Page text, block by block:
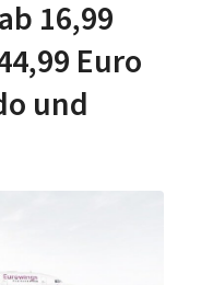
16,99
Euro
und